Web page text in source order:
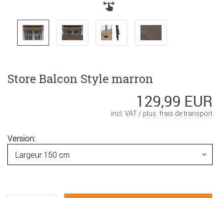
Store Balcon Style marron
129,99 EUR
incl. VAT / plus. frais de transport
Version: